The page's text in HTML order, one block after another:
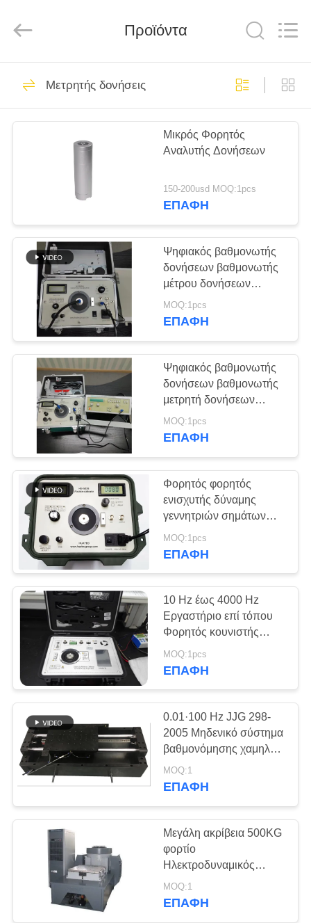
ΣΠΊΤΙ
ΠΡΟΪΌΝΤΑ
ΠΕΡΊΠΟΥ
ΓΎΡΟΣ
ΕΡΓΟΣΤΑΣΊΩΝ
ΠΟΙΟΤΙΚΌΣ
ΈΛΕΓΧΟΣ
ΜΑΣ
ΕΛΆΤΕ
ΕΠΑΦΉ
ΜΕ
ΖΗΤΉΣΤΕ
ΈΝΑ
ΑΠΌΣΠΑΣΜΑ
SITEMAP
PRIVACY
POLICY
CORPORATION.
Υπερήχων
Ελάττωμα
Υπερήχων
παχύμετρο
64
Επίστρωση
παχύμετρο
108
Φορητό Tester
Σκληρότητα
60
X-Ray Detector
Ελάττωμα
Τα προγράμματα
ανίχνευσης των
αγωγών ακτίνων Χ
35
Προϊόντα
Μετρητής δονήσεις
Μικρός Φορητός
Αναλυτής Δονήσεων
150-200usd MOQ:1pcs
ΕΠΑΦΉ
Ψηφιακός βαθμονωτής
δονήσεων βαθμονωτής
μέτρου δονήσεων
δονητή 1Hz έως 10kHz
συνεχώς ρυθμιζόμενος
MOQ:1pcs
ΕΠΑΦΉ
Ψηφιακός βαθμονωτής
δονήσεων βαθμονωτής
μετρητή δονήσεων
αναλυτής δονήσεων /
δοκιμαστής ISO10816
MOQ:1pcs
ΕΠΑΦΉ
Φορητός φορητός
ενισχυτής δύναμης
γεννητριών σημάτων
ημιτόνου διακριβωτών
δόνησης δονητών
MOQ:1pcs
ΕΠΑΦΉ
10 Hz έως 4000 Hz
Εργαστήριο επί τόπου
Φορητός κουνιστής
κλιμακωτής δονήσεων
MOQ:1pcs
ΕΠΑΦΉ
0.01·100 Hz JJG 298-
2005 Μηδενικό σύστημα
βαθμονόμησης χαμηλής
συχνότητας δονήσεων
MOQ:1
ΕΠΑΦΉ
Μεγάλη ακρίβεια 500KG
φορτίο
Ηλεκτροδυναμικός
δονητής Shaker
HG6610-N3
MOQ:1
ΕΠΑΦΉ